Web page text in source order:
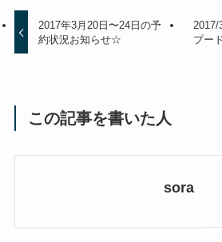
2017年3月20日〜24日の予
約状況お知らせ☆
プー
この記事を書いた人
sora